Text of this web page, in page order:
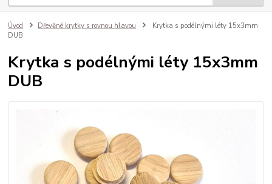
Úvod Dřevěné krytky s rovnou hlavou
Krytka s podélnými léty 15x3mm
DUB
Krytka s podélnými léty 15x3mm
DUB